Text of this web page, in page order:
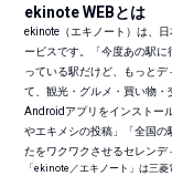
ekinote WEBとは
ekinote（エキノート）は、
ービスです。「今度あの駅
っている駅だけど、もっと
て、観光・グルメ・買い物
Androidアプリをインストー
やエキメシの投稿」「全国
たをワクワクさせるセレンデ
「ekinote／エキノート」は三菱